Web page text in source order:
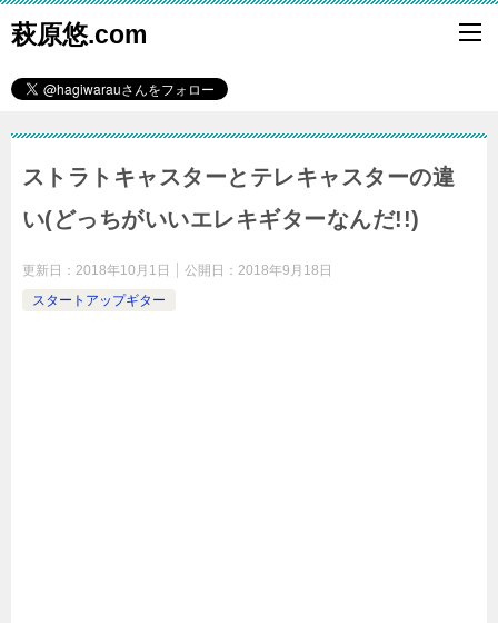
萩原悠.com
ストラトキャスターとテレキャスターの違
い(どっちがいいエレキギターなんだ!!)
更新日： 2018年10月1日 公開日： 2018年9月18日
スタートアップギター